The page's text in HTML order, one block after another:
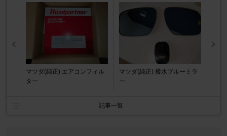
マツダ(純正) エアコンフィル
ター
マツダ(純正) 撥水ブルーミラ
ー
記事一覧